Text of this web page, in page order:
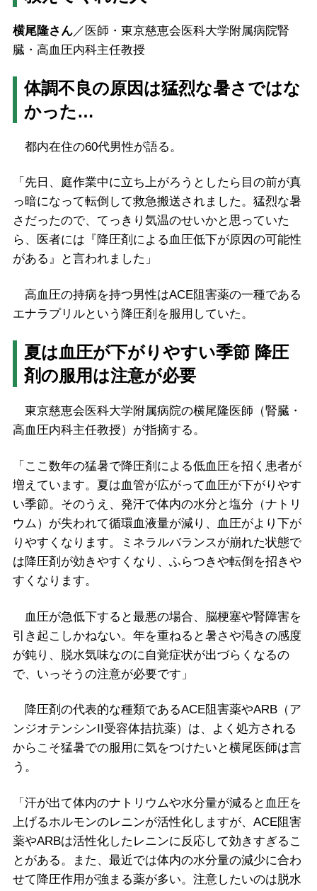
横尾隆さん／医師・東京慈恵会医科大学附属病院腎
臓・高血圧内科主任教授
体調不良の原因は猛烈な暑さではな
かった…
都内在住の60代男性が語る。
「先日、庭作業中に立ち上がろうとしたら目の前が真
っ暗になって転倒して救急搬送されました。猛烈な暑
さだったので、てっきり気温のせいかと思っていた
ら、医者には『降圧剤による血圧低下が原因の可能性
がある』と言われました」
高血圧の持病を持つ男性はACE阻害薬の一種である
エナラプリルという降圧剤を服用していた。
夏は血圧が下がりやすい季節 降圧
剤の服用は注意が必要
東京慈恵会医科大学附属病院の横尾隆医師（腎臓・
高血圧内科主任教授）が指摘する。
「ここ数年の猛暑で降圧剤による低血圧を招く患者が
増えています。夏は血管が広がって血圧が下がりやす
い季節。そのうえ、発汗で体内の水分と塩分（ナトリ
ウム）が失われて循環血液量が減り、血圧がより下が
りやすくなります。ミネラルバランスが崩れた状態で
は降圧剤が効きやすくなり、ふらつきや転倒を招きや
すくなります。
血圧が急低下すると最悪の場合、脳梗塞や腎障害を
引き起こしかねない。年を重ねると暑さや渇きの感度
が鈍り、脱水気味なのに自覚症状が出づらくなるの
で、いっそうの注意が必要です」
降圧剤の代表的な種類であるACE阻害薬やARB（ア
ンジオテンシンII受容体拮抗薬）は、よく処方される
からこそ猛暑での服用に気をつけたいと横尾医師は言
う。
「汗が出て体内のナトリウムや水分量が減ると血圧を
上げるホルモンのレニンが活性化しますが、ACE阻害
薬やARBは活性化したレニンに反応して効きすぎるこ
とがある。また、最近では体内の水分量の減少に合わ
せて降圧作用が強まる薬が多い。注意したいのは脱水